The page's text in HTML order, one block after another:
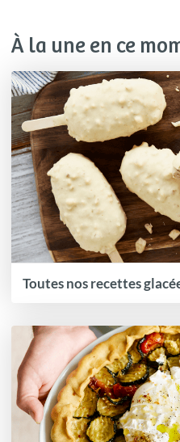
À la une en ce
Toutes nos recettes